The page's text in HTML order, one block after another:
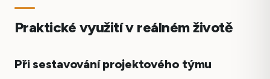
Praktické využití v reálném životě
Při sestavování projektového týmu